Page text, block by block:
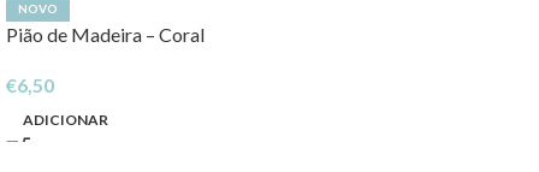
NOVO
Pião de Madeira – Coral
€6,50
ADICIONAR